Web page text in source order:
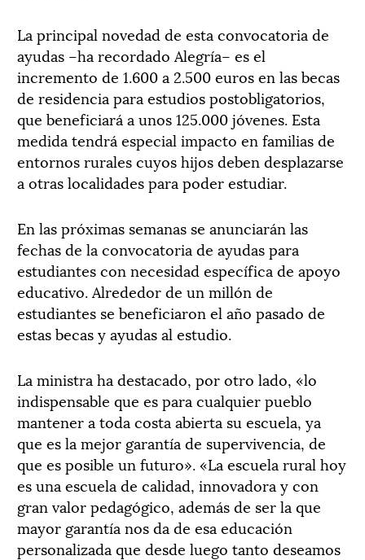
La principal novedad de esta convocatoria de
ayudas –ha recordado Alegría– es el
incremento de 1.600 a 2.500 euros en las becas
de residencia para estudios postobligatorios,
que beneficiará a unos 125.000 jóvenes. Esta
medida tendrá especial impacto en familias de
entornos rurales cuyos hijos deben desplazarse
a otras localidades para poder estudiar.
En las próximas semanas se anunciarán las
fechas de la convocatoria de ayudas para
estudiantes con necesidad específica de apoyo
educativo. Alrededor de un millón de
estudiantes se beneficiaron el año pasado de
estas becas y ayudas al estudio.
La ministra ha destacado, por otro lado, «lo
indispensable que es para cualquier pueblo
mantener a toda costa abierta su escuela, ya
que es la mejor garantía de supervivencia, de
que es posible un futuro». «La escuela rural hoy
es una escuela de calidad, innovadora y con
gran valor pedagógico, además de ser la que
mayor garantía nos da de esa educación
personalizada que desde luego tanto deseamos